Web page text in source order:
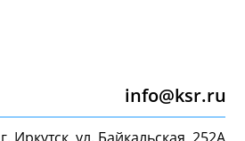
info@ksr.ru